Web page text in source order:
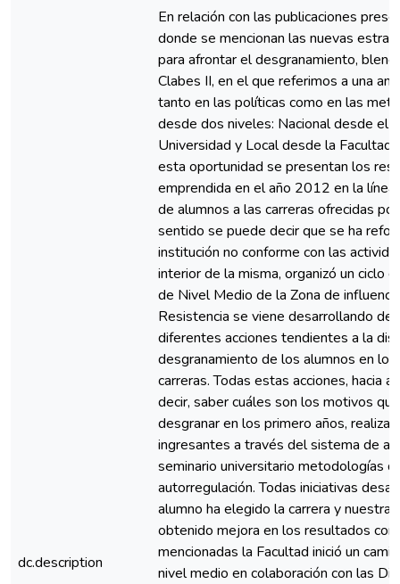
dc.description
En relación con las publicaciones
donde se mencionan las nuevas
para afrontar el desgranamiento,
Clabes II, en el que referimos a una
tanto en las políticas como en las
desde dos niveles: Nacional desde el
Universidad y Local desde la Facultad
esta oportunidad se presentan los
emprendida en el año 2012 en la
de alumnos a las carreras ofrecidas
sentido se puede decir que se ha
institución no conforme con las
interior de la misma, organizó un ciclo
de Nivel Medio de la Zona de
Resistencia se viene desarrollando
diferentes acciones tendientes a la
desgranamiento de los alumnos en
carreras. Todas estas acciones, hacia
decir, saber cuáles son los motivos
desgranar en los primero años,
ingresantes a través del sistema de
seminario universitario metodologías
autorregulación. Todas iniciativas
alumno ha elegido la carrera y nuestra
obtenido mejora en los resultados con
mencionadas la Facultad inició un
nivel medio en colaboración con las